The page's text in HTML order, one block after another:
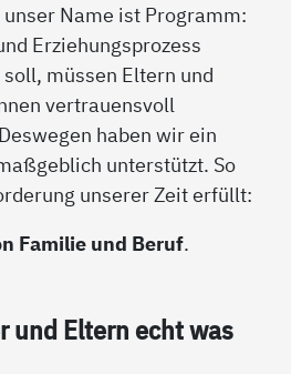
Name ist Programm:
Erziehungsprozess
müssen Eltern und
vertrauensvoll
haben wir ein
unterstützt. So
unserer Zeit erfüllt:
Familie und Beruf.
und El­tern echt was